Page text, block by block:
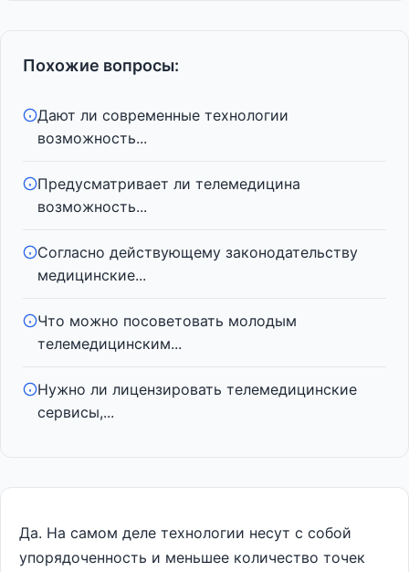
Похожие вопросы:
Дают ли современные технологии
возможность...
Предусматривает ли телемедицина
возможность...
Согласно действующему законодательству
медицинские...
Что можно посоветовать молодым
телемедицинским...
Нужно ли лицензировать телемедицинские
сервисы,...
Да. На самом деле технологии несут с собой
упорядоченность и меньшее количество точек